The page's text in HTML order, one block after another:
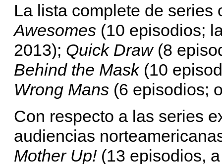
La lista complete de
Awesomes (10 episodios;
2013); Quick Draw(8
Behind the Mask(10
Wrong Mans (6 episodios;
Con respecto a las series
audiencias
Mother Up! (13 episodios,